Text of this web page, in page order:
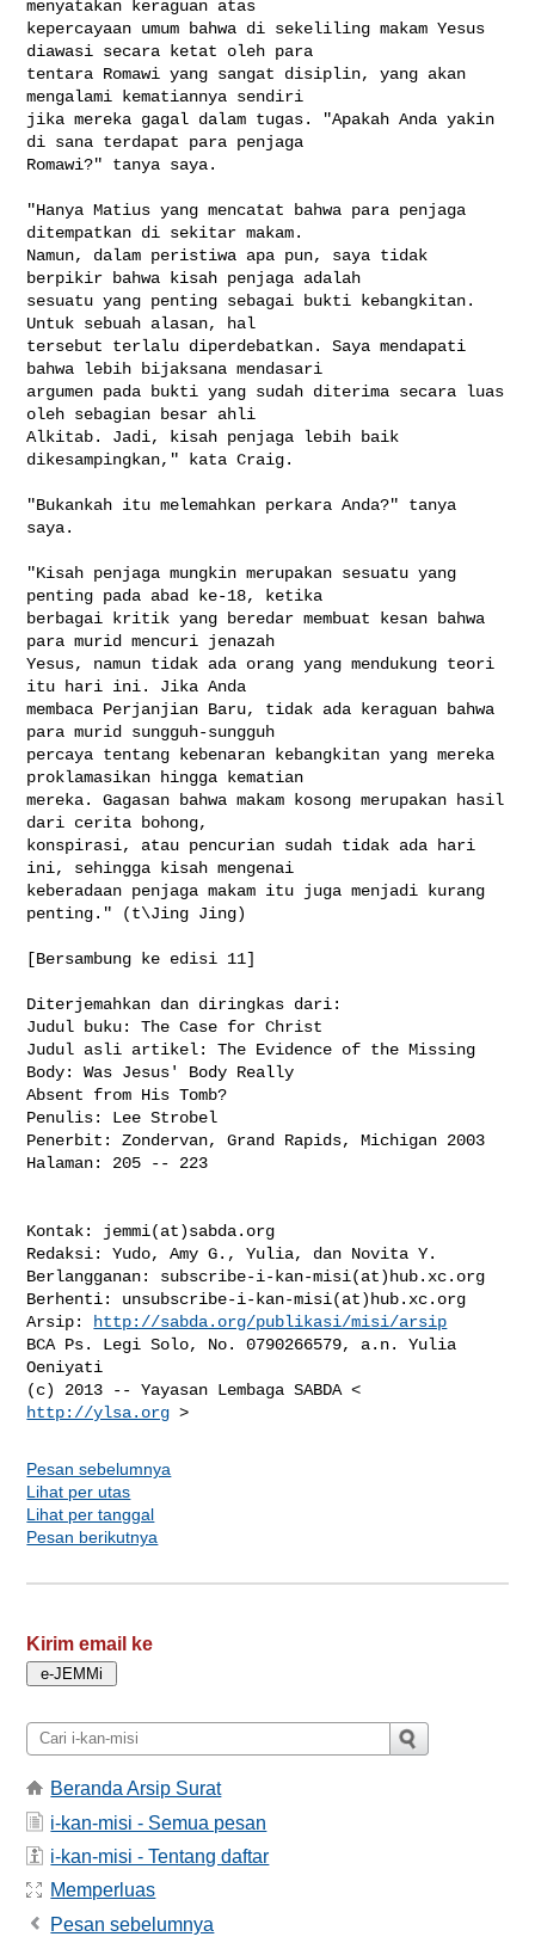
http://sabda.org/publikasi/misi/arsip
BCA Ps. Legi Solo, No. 0790266579, a.n. Yulia
Oeniyati
http://ylsa.org
Pesan sebelumnya
Lihat per utas
Lihat per tanggal
Pesan berikutnya
Kirim email ke
Beranda Arsip Surat
i-kan-misi - Semua pesan
i-kan-misi - Tentang daftar
Memperluas
Pesan sebelumnya